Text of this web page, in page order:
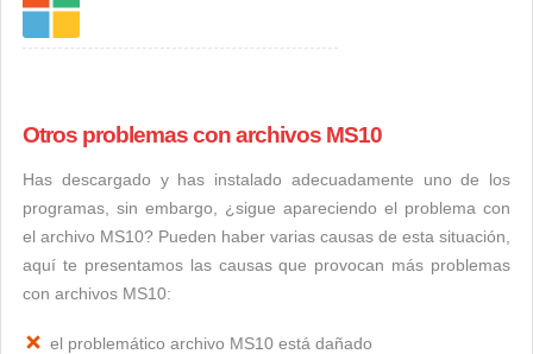
Otros problemas con archivos MS10
Has descargado y has instalado adecuadamente uno de los
programas, sin embargo, ¿sigue apareciendo el problema con
el archivo MS10? Pueden haber varias causas de esta situación,
aquí te presentamos las causas que provocan más problemas
con archivos MS10:
el problemático archivo MS10 está dañado